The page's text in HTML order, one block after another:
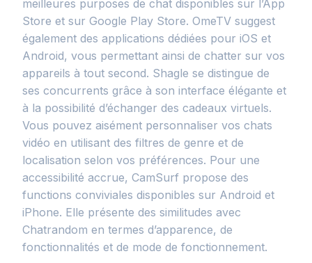
meilleures purposes de chat disponibles sur l’App
Store et sur Google Play Store. OmeTV suggest
également des applications dédiées pour iOS et
Android, vous permettant ainsi de chatter sur vos
appareils à tout second. Shagle se distingue de
ses concurrents grâce à son interface élégante et
à la possibilité d’échanger des cadeaux virtuels.
Vous pouvez aisément personnaliser vos chats
vidéo en utilisant des filtres de genre et de
localisation selon vos préférences. Pour une
accessibilité accrue, CamSurf propose des
functions conviviales disponibles sur Android et
iPhone. Elle présente des similitudes avec
Chatrandom en termes d’apparence, de
fonctionnalités et de mode de fonctionnement.